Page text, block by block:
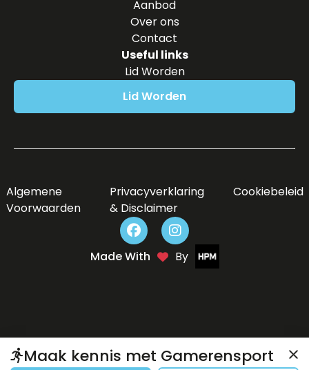
Aanbod
Over ons
Contact
Useful links
Lid Worden
Lid Worden
Algemene
Voorwaarden
Privacyverklaring
& Disclaimer
Cookiebeleid
Made With By
Maak kennis met Gamerensport